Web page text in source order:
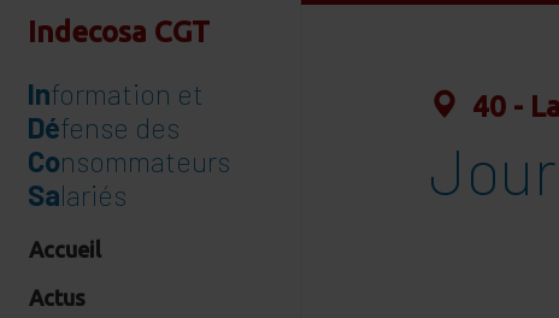
Indecosa CGT
Information et
Défense des
Consommateurs
Salariés
Accueil
Actus
40 -